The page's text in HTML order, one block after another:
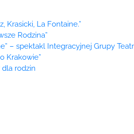
Krasicki, La Fontaine.”
Rodzina”
– spektakl Integracyjnej Grupy
Krakowie”
dla rodzin